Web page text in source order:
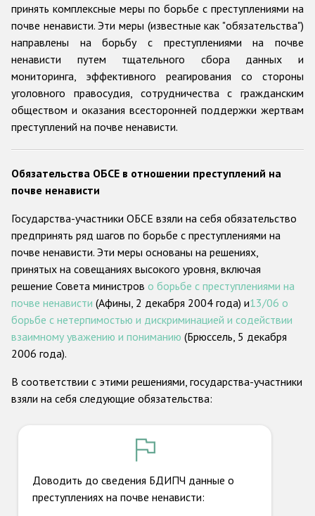
Данные о преступлениях на почве ненависти
Racist and xenophobic hate crime
Anti-Roma hate crime
Anti-Semitic hate crime
Anti-Muslim hate crime
Anti-Christian hate crime
Other hate crime based on religion or belief
Anti-LGBTI hate crime
Disability hate crime
Проекты БДИПЧ
Организации гражданского общества
принять комплексные меры по борьбе с преступлениями на
почве ненависти. Эти меры (известные как "обязательства")
направлены на борьбу с преступлениями на почве
ненависти путем тщательного сбора данных и
мониторинга, эффективного реагирования со стороны
уголовного правосудия, сотрудничества с гражданским
обществом и оказания всесторонней поддержки жертвам
преступлений на почве ненависти.
Обязательства ОБСЕ в отношении преступлений на
почве ненависти
Государства-участники ОБСЕ взяли на себя обязательство
предпринять ряд шагов по борьбе с преступлениями на
почве ненависти. Эти меры основаны на решениях,
принятых на совещаниях высокого уровня, включая
решение Совета министров о борьбе с преступлениями на
почве ненависти (Афины, 2 декабря 2004 года) и13/06 о
борьбе с нетерпимостью и дискриминацией и содействии
взаимному уважению и пониманию (Брюссель, 5 декабря
2006 года).
В соответствии с этими решениями, государства-участники
взяли на себя следующие обязательства:
Доводить до сведения БДИПЧ данные о
преступлениях на почве ненависти: